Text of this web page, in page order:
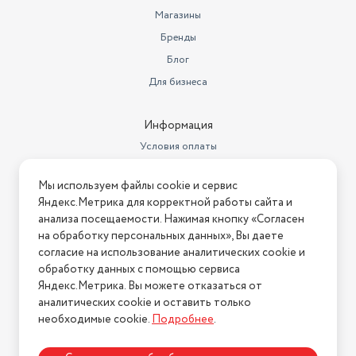
Магазины
Бренды
Блог
Для бизнеса
Информация
Условия оплаты
Условия возврата
Нашли ошибку на сайте? Напишите нам
2026 © Интернет-магазин "АстМаркет". У нас есть всё!
Политика конфиденциальности
Мы используем файлы cookie и сервис
Яндекс.Метрика для корректной работы сайта и
анализа посещаемости. Нажимая кнопку «Согласен
на обработку персональных данных», Вы даете
согласие на использование аналитических cookie и
обработку данных с помощью сервиса
Яндекс.Метрика. Вы можете отказаться от
аналитических cookie и оставить только
необходимые cookie.Подробнее.